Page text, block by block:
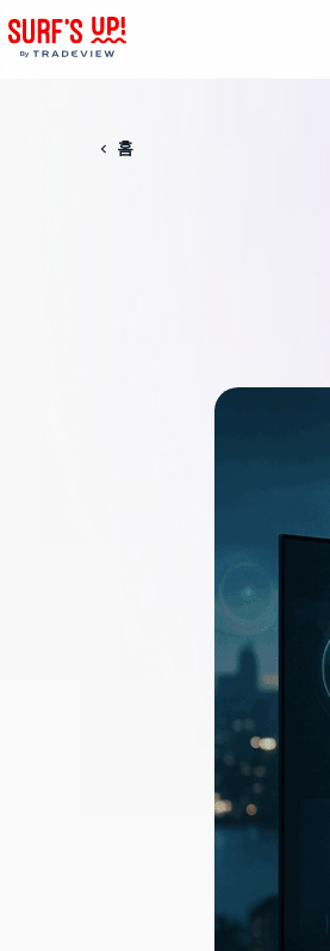
 홈